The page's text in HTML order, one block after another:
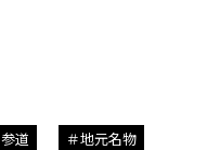
参道 地元名物